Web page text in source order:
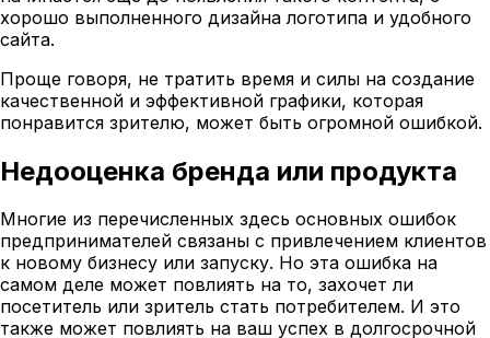
хорошо выполненного дизайна логотипа и удобного
сайта.
Проще говоря, не тратить время и силы на создание
качественной и эффективной графики, которая
понравится зрителю, может быть огромной ошибкой.
Недооценка бренда или продукта
Многие из перечисленных здесь основных ошибок
предпринимателей связаны с привлечением клиентов
к новому бизнесу или запуску. Но эта ошибка на
самом деле может повлиять на то, захочет ли
посетитель или зритель стать потребителем. И это
также может повлиять на ваш успех в долгосрочной